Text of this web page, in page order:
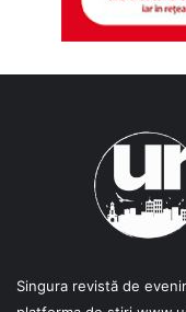
Singura revistă de